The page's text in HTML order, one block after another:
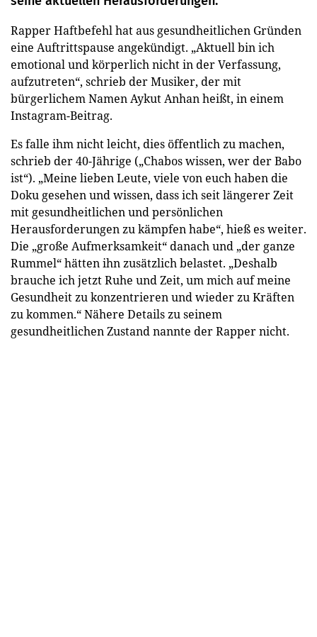
Rapper Haftbefehl hat aus gesundheitlichen Gründen
eine Auftrittspause angekündigt. „Aktuell bin ich
emotional und körperlich nicht in der Verfassung,
aufzutreten“, schrieb der Musiker, der mit
bürgerlichem Namen Aykut Anhan heißt, in einem
Instagram-Beitrag.
Es falle ihm nicht leicht, dies öffentlich zu machen,
schrieb der 40-Jährige („Chabos wissen, wer der Babo
ist“). „Meine lieben Leute, viele von euch haben die
Doku gesehen und wissen, dass ich seit längerer Zeit
mit gesundheitlichen und persönlichen
Herausforderungen zu kämpfen habe“, hieß es weiter.
Die „große Aufmerksamkeit“ danach und „der ganze
Rummel“ hätten ihn zusätzlich belastet. „Deshalb
brauche ich jetzt Ruhe und Zeit, um mich auf meine
Gesundheit zu konzentrieren und wieder zu Kräften
zu kommen.“ Nähere Details zu seinem
gesundheitlichen Zustand nannte der Rapper nicht.